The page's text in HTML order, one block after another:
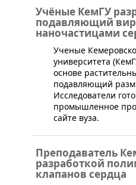
Учёные КемГУ
подавляющий
наночастицами
​Ученые
университета
основе
подавляющий
Исследователи
промышленное
сайте вуза.
Преподаватель
разработкой
клапанов сердца